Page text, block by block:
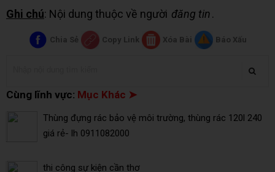
Ghi chú: Nội dung thuộc về người đăng tin.
Chia Sẻ Copy Link Xóa Bài Báo Xấu
Cùng lĩnh vực: Mục Khác ➤
Thùng đựng rác bảo vệ môi trường, thùng rác 120l 240
giá rẻ- lh 0911082000
thi công sự kiện cần thơ